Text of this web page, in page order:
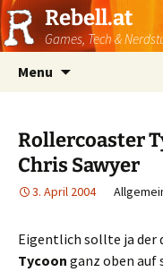
Rebell.at
Games, Tech &
Menu
Rollercoaster
Chris Sawyer
3. April 2004
Eigentlich sollte ja der
Tycoon ganz oben auf